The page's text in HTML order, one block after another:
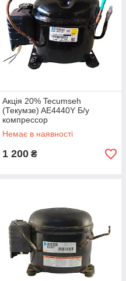
Акція 20% Tecumseh
(Текумзе) AE4440Y Б/у
компрессор
Немає в наявності
1 200 ₴